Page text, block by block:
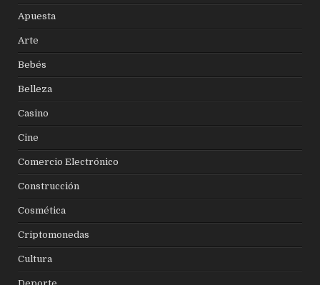
Apuesta
Arte
Bebés
Belleza
Casino
Cine
Comercio Electrónico
Construcción
Cosmética
Criptomonedas
Cultura